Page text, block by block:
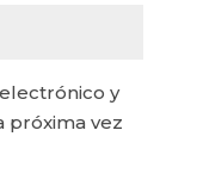
y
próxima vez